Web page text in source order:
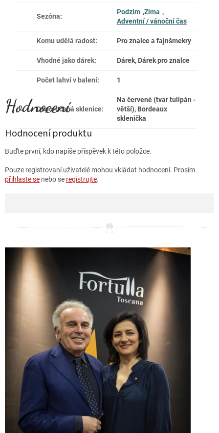
Sezóna:
Podzim ,Zima ,
Adventní / vánoční čas
Komu udělá radost: Pro znalce a fajnšmekry
Vhodné jako dárek: Dárek, Dárek pro znalce
Počet lahví v balení: 1
Doporučená sklenice:
Na červené (tvar tulipán -
větší), Bordeaux
sklenička
Hodnocení produktu
Buďte první, kdo napíše příspěvek k této položce.
Pouze registrovaní uživatelé mohou vkládat hodnocení. Prosím
přihlaste se nebo se registrujte.